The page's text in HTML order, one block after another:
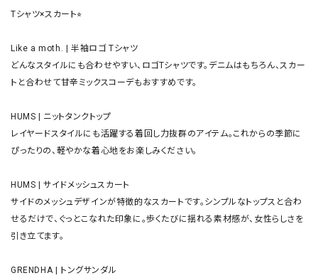
Tシャツ×スカート⭐︎
Like a moth. | 半袖ロゴ Tシャツ
どんなスタイルにも合わせやすい、ロゴTシャツです。デニムはもちろん、スカー
トと合わせて甘辛ミックスコーデもおすすめです。
HUMS | ニットタンクトップ
レイヤードスタイルにも活躍する着回し力抜群のアイテム。これからの季節に
ぴったりの、軽やかな着心地をお楽しみください。
HUMS | サイドメッシュスカート
サイドのメッシュデザインが特徴的なスカートです。シンプルなトップスと合わ
せるだけで、ぐっとこなれた印象に。歩くたびに揺れる素材感が、女性らしさを
引き立てます。
GRENDHA | トングサンダル